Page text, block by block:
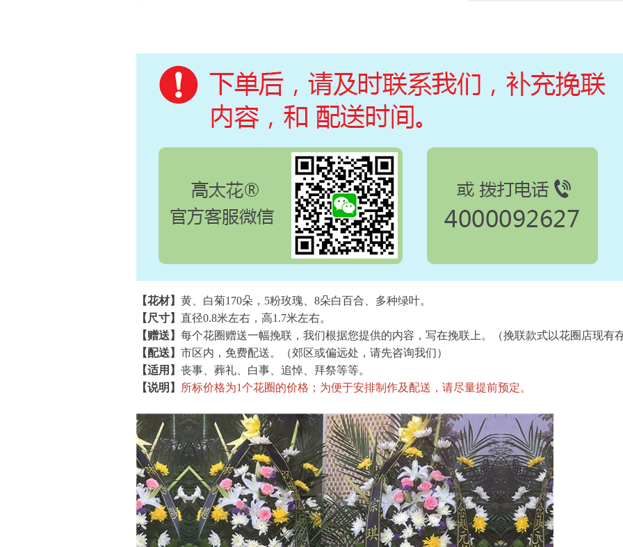
【花材】 黄、白菊170朵，5粉玫瑰、8朵白百合、多种绿叶。
【尺寸】 直径0.8米左右，高1.7米左右。
【赠送】 每个花圈赠送一幅挽联，我们根据您提供的内容，写在挽联上。（挽联款式以花圈店现有
【配送】 市区内，免费配送。（郊区或偏远处，请先咨询我们）
【适用】 丧事、葬礼、白事、追悼、拜祭等等。
【说明】
所标价格为1个花圈的价格；为便于安排制作及配送，请尽量提前预定。